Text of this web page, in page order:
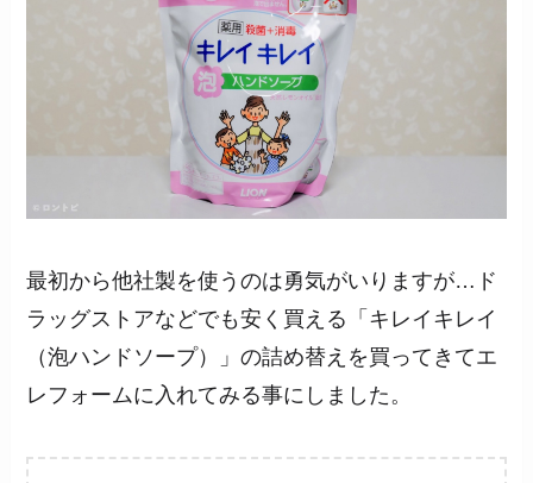
最初から他社製を使うのは勇気がいりますが…ド
ラッグストアなどでも安く買える「キレイキレイ
（泡ハンドソープ）」の詰め替えを買ってきてエ
レフォームに入れてみる事にしました。